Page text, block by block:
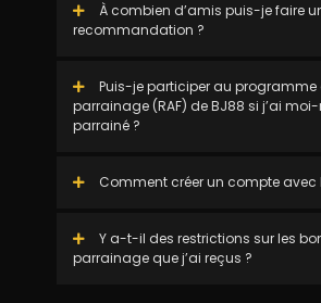
À combien d’amis puis-je faire
recommandation ?
Puis-je participer au programme
parrainage (RAF) de BJ88 si j’ai
parrainé ?
Comment créer un compte avec
Y a-t-il des restrictions sur les
parrainage que j’ai reçus ?